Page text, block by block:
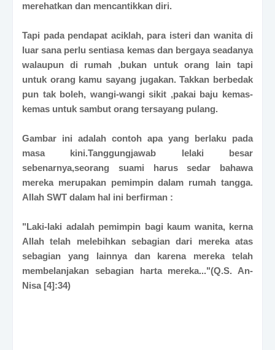
merehatkan dan mencantikkan diri.
Tapi pada pendapat aciklah, para isteri dan wanita di
luar sana perlu sentiasa kemas dan bergaya seadanya
walaupun di rumah ,bukan untuk orang lain tapi
untuk orang kamu sayang jugakan. Takkan berbedak
pun tak boleh, wangi-wangi sikit ,pakai baju kemas-
kemas untuk sambut orang tersayang pulang.
Gambar ini adalah contoh apa yang berlaku pada
masa kini.Tanggungjawab lelaki besar
sebenarnya,seorang suami harus sedar bahawa
mereka merupakan pemimpin dalam rumah tangga.
Allah SWT dalam hal ini berfirman :
"Laki-laki adalah pemimpin bagi kaum wanita, kerna
Allah telah melebihkan sebagian dari mereka atas
sebagian yang lainnya dan karena mereka telah
membelanjakan sebagian harta mereka..."(Q.S. An-
Nisa [4]:34)